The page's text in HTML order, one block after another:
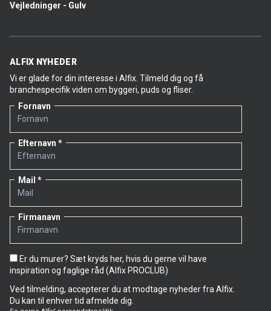
Vejledninger - Gulv
ALFIX NYHEDER
Vi er glade for din interesse i Alfix. Tilmeld dig og få
branchespecifik viden om byggeri, puds og fliser.
Fornavn
Efternavn
Mail
Firmanavn
Er du murer? Sæt kryds her, hvis du gerne vil have
inspiration og faglige råd (Alfix PROCLUB)
Ved tilmelding, accepterer du at modtage nyheder fra Alfix.
Du kan til enhver tid afmelde dig.